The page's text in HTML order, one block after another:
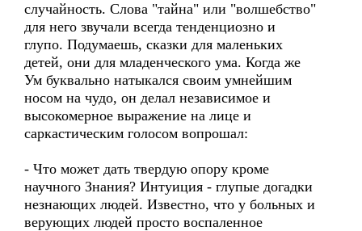
случайность. Слова "тайна" или "волшебство"
для него звучали всегда тенденциозно и
глупо. Подумаешь, сказки для маленьких
детей, они для младенческого ума. Когда же
Ум буквально натыкался своим умнейшим
носом на чудо, он делал независимое и
высокомерное выражение на лице и
саркастическим голосом вопрошал:
- Что может дать твердую опору кроме
научного Знания? Интуиция - глупые догадки
незнающих людей. Известно, что у больных и
верующих людей просто воспаленное